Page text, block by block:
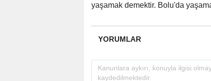
yaşamak demektir. Bolu'da
YORUMLAR